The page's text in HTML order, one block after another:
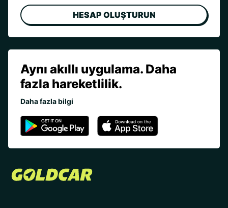
HESAP OLUŞTURUN
Aynı akıllı uygulama. Daha
fazla hareketlilik.
Daha fazla bilgi